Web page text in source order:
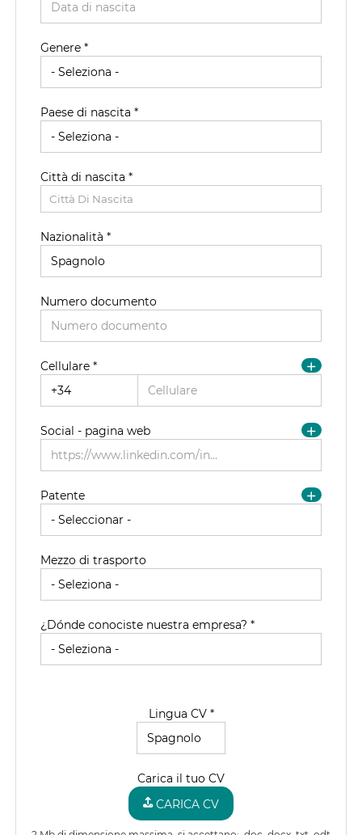
Regione/Cantone di residenza *
CAP/NAP di residenza
Città di residenza
Città Di Residenza
Indirizzo di residenza
Genere *
Paese di nascita *
Città di nascita *
Città Di Nascita
Nazionalità *
Numero documento
Cellulare *
Social - pagina web
Patente
Mezzo di trasporto
¿Dónde conociste nuestra empresa? *
Lingua CV *
Carica il tuo CV
CARICA CV